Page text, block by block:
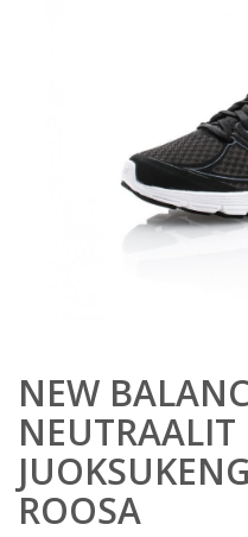
NEW
NEUTRAALIT
ROOSA